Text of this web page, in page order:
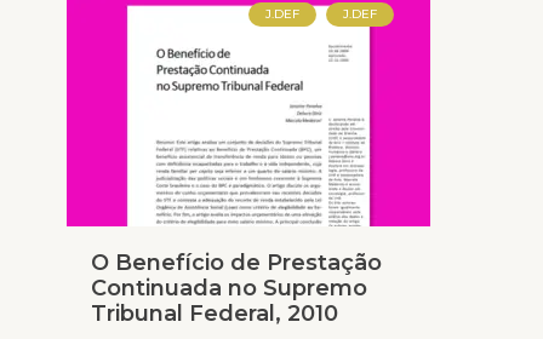
J.DEF J.DEF
O Benefício de Prestação
Continuada no Supremo
Tribunal Federal, 2010